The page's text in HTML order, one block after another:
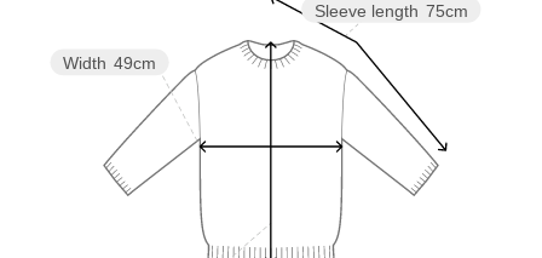
Sleeve length 75cm
Width 49cm